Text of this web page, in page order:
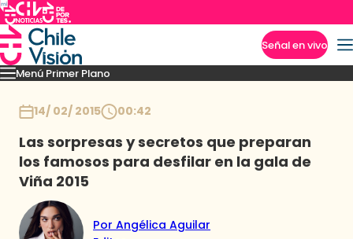
Señal en vivo
Menú Primer Plano
Capítulos Momentos Podcast Novedades
14/ 02/ 2015 00:42
Las sorpresas y secretos que preparan
los famosos para desfilar en la gala de
Viña 2015
Por Angélica Aguilar
Imperdibles